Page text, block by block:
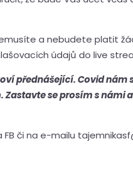
a nebudete platit
údajů do live
přednášející. Covid
se prosím s námi
či na e-mailu